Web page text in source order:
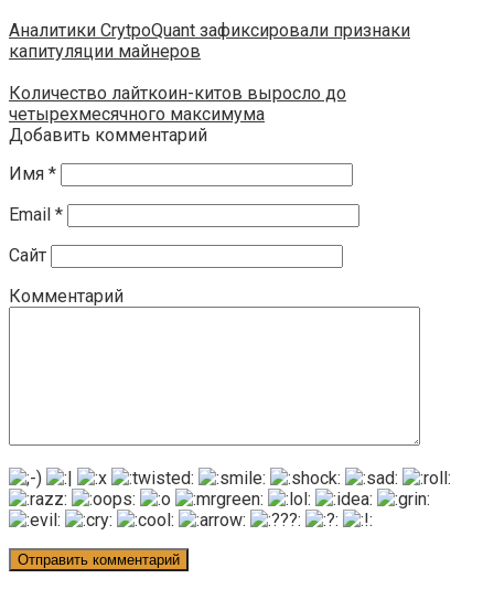
Аналитики CrytpoQuant зафиксировали признаки
капитуляции майнеров
Количество лайткоин-китов выросло до
четырехмесячного максимума
Добавить комментарий
Имя *
Email *
Сайт
Комментарий